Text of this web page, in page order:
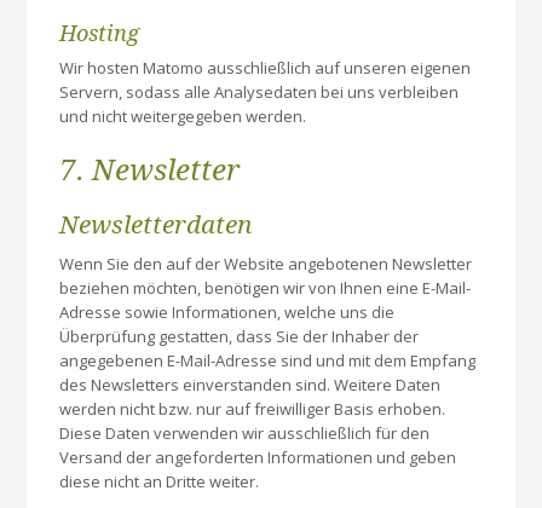
Hosting
Wir hosten Matomo ausschließlich auf unseren eigenen
Servern, sodass alle Analysedaten bei uns verbleiben
und nicht weitergegeben werden.
7. Newsletter
Newsletter­daten
Wenn Sie den auf der Website angebotenen Newsletter
beziehen möchten, benötigen wir von Ihnen eine E-Mail-
Adresse sowie Informationen, welche uns die
Überprüfung gestatten, dass Sie der Inhaber der
angegebenen E-Mail-Adresse sind und mit dem Empfang
des Newsletters einverstanden sind. Weitere Daten
werden nicht bzw. nur auf freiwilliger Basis erhoben.
Diese Daten verwenden wir ausschließlich für den
Versand der angeforderten Informationen und geben
diese nicht an Dritte weiter.